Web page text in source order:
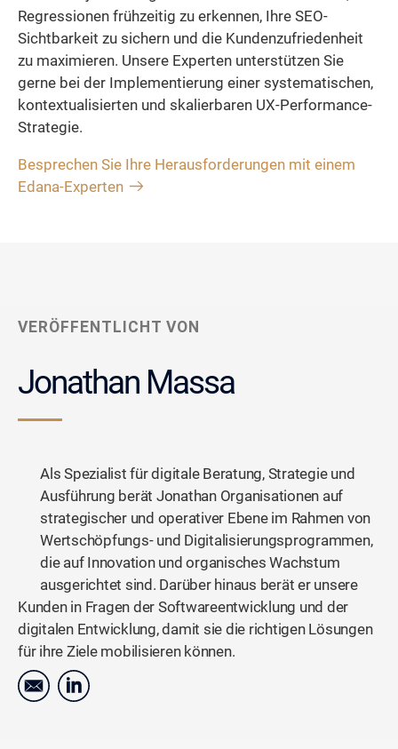
Regressionen frühzeitig zu erkennen, Ihre SEO-
Sichtbarkeit zu sichern und die Kundenzufriedenheit
zu maximieren. Unsere Experten unterstützen Sie
gerne bei der Implementierung einer systematischen,
kontextualisierten und skalierbaren UX-Performance-
Strategie.
Besprechen Sie Ihre Herausforderungen mit einem
Edana-Experten
VERÖFFENTLICHT VON
Jonathan Massa
Als Spezialist für digitale Beratung, Strategie und
Ausführung berät Jonathan Organisationen auf
strategischer und operativer Ebene im Rahmen von
Wertschöpfungs- und Digitalisierungsprogrammen,
die auf Innovation und organisches Wachstum
ausgerichtet sind. Darüber hinaus berät er unsere
Kunden in Fragen der Softwareentwicklung und der
digitalen Entwicklung, damit sie die richtigen Lösungen
für ihre Ziele mobilisieren können.